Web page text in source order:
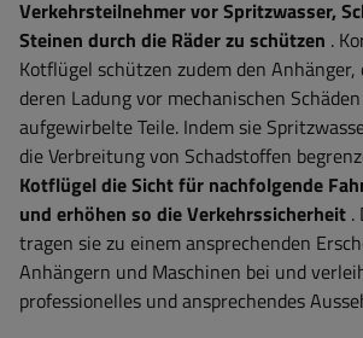
Verkehrsteilnehmer vor Spritzwasser,
Steinen durch die Räder zu schützen .
Kotflügel schützen zudem den
deren Ladung vor mechanischen
aufgewirbelte Teile. Indem sie
die Verbreitung von Schadstoffen
Kotflügel die Sicht für nachfolgende
und erhöhen so die Verkehrssicherheit .
tragen sie zu einem ansprechenden
Anhängern und Maschinen bei und
professionelles und ansprechendes